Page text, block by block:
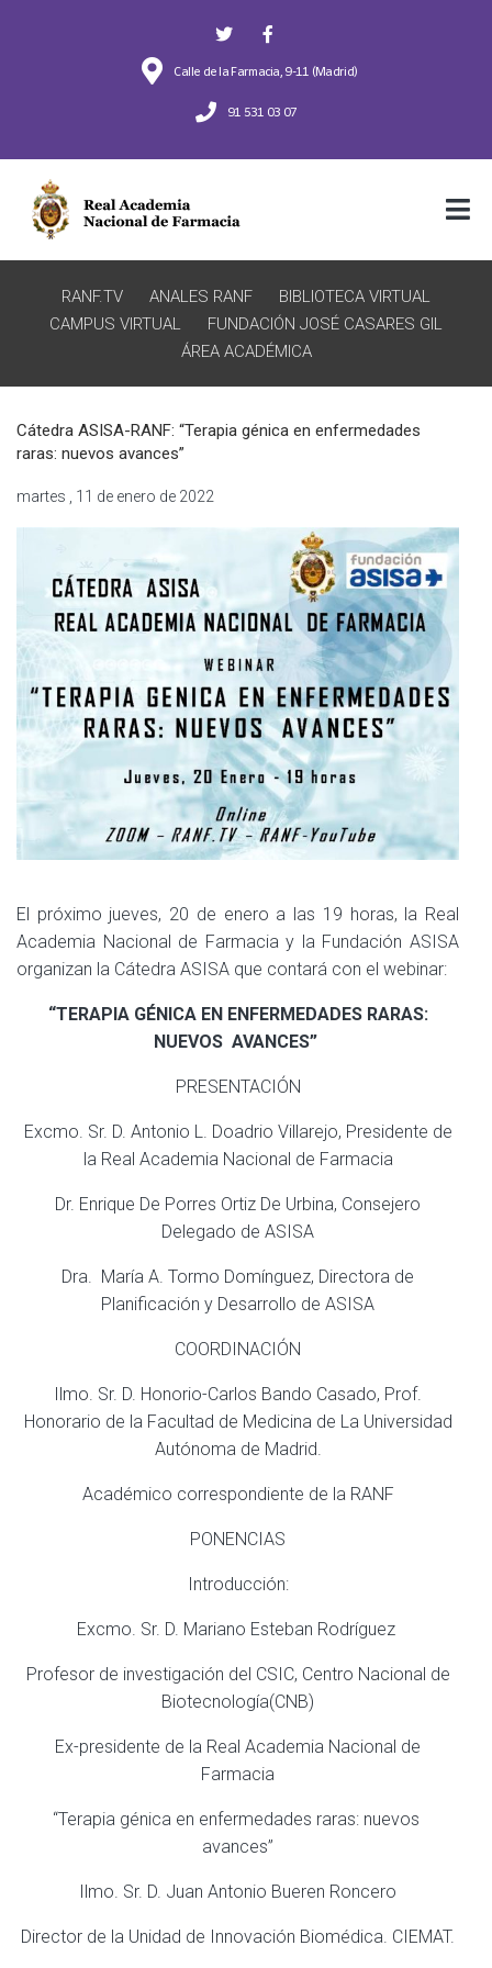
Calle de la Farmacia, 9-11 (Madrid)
91 531 03 07
RANF.TV ANALES RANF
BIBLIOTECA VIRTUAL
CAMPUS VIRTUAL
FUNDACIÓN JOSÉ CASARES GIL
ÁREA ACADÉMICA
Cátedra ASISA-RANF: “Terapia génica en enfermedades
raras: nuevos avances”
martes , 11 de enero de 2022
El próximo jueves, 20 de enero a las 19 horas, la Real
Academia Nacional de Farmacia y la Fundación ASISA
organizan la Cátedra ASISA que contará con el webinar:
“TERAPIA GÉNICA EN ENFERMEDADES RARAS:
NUEVOS AVANCES”
PRESENTACIÓN
Excmo. Sr. D. Antonio L. Doadrio Villarejo, Presidente de
la Real Academia Nacional de Farmacia
Dr. Enrique De Porres Ortiz De Urbina, Consejero
Delegado de ASISA
Dra. María A. Tormo Domínguez, Directora de
Planificación y Desarrollo de ASISA
COORDINACIÓN
Ilmo. Sr. D. Honorio-Carlos Bando Casado, Prof.
Honorario de la Facultad de Medicina de La Universidad
Autónoma de Madrid.
Académico correspondiente de la RANF
PONENCIAS
Introducción:
Excmo. Sr. D. Mariano Esteban Rodríguez
Profesor de investigación del CSIC, Centro Nacional de
Biotecnología(CNB)
Ex-presidente de la Real Academia Nacional de
Farmacia
“Terapia génica en enfermedades raras: nuevos
avances”
Ilmo. Sr. D. Juan Antonio Bueren Roncero
Director de la Unidad de Innovación Biomédica. CIEMAT.